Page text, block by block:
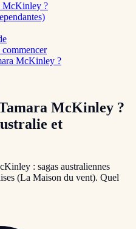
McKinley ?
McKinley ?
McKinley ?
et
: sagas australiennes
(La Maison du vent). Quel